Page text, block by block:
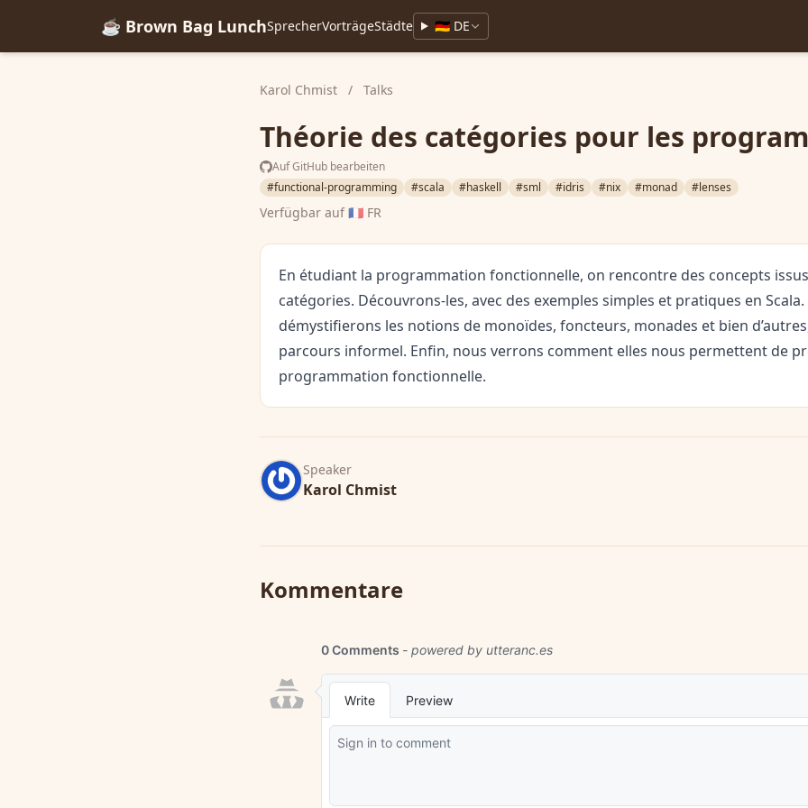
☕ Brown Bag LunchSprecherVorträgeStädte 🇩🇪 DE
Karol Chmist / Talks
Théorie des catégories pour les
Auf GitHub bearbeiten
#functional-programming
#scala #haskell #sml #idris #nix #monad #lenses
Verfügbar auf🇫🇷 FR
En étudiant la programmation fonctionnelle, on rencontre des concepts
catégories. Découvrons-les, avec des exemples simples et pratiques en Scala.
démystifierons les notions de monoïdes, foncteurs, monades et bien
parcours informel. Enfin, nous verrons comment elles nous permettent de
programmation fonctionnelle.
Speaker
Karol Chmist
Kommentare